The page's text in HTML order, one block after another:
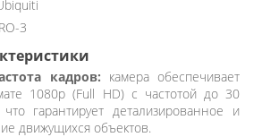
3
кадров: камера обеспечивает
1080p (Full HD) с частотой до 30
гарантирует детализированное и
движущихся объектов.